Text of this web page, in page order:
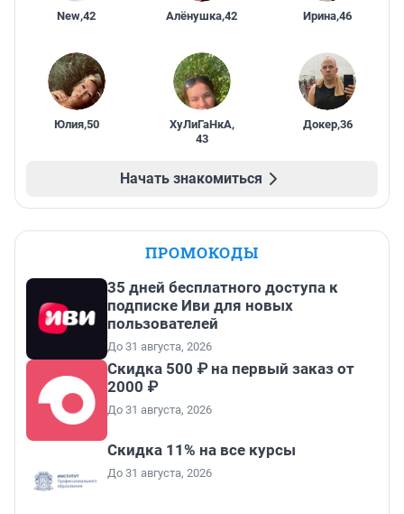
New,42 Алёнушка,42 Ирина,46
Юлия,50 ХуЛиГаНкА,
43
Докер,36
Начать знакомиться
ПРОМОКОДЫ
35 дней бесплатного доступа к
подписке Иви для новых
пользователей
До 31 августа, 2026
Скидка 500 ₽ на первый заказ от
2000 ₽
До 31 августа, 2026
Скидка 11% на все курсы
До 31 августа, 2026